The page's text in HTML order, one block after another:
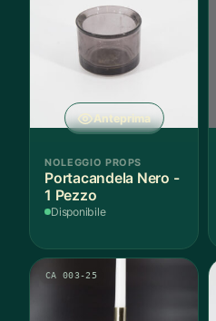
Anteprima
NOLEGGIO PROPS
Portacandela Nero -
1 Pezzo
Disponibile
CA 003-25